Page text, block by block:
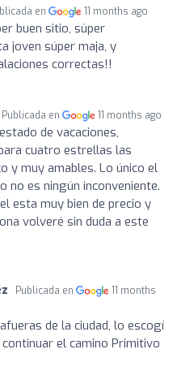
en 11 months ago
buen sitio, súper
joven súper maja, y
correctas!!
Publicada en 11 months ago
de vacaciones,
cuatro estrellas las
y muy amables. Lo único el
no es ningún inconveniente.
esta muy bien de precio y
volveré sin duda a este
Publicada en
11 months
de la ciudad, lo escogí
el camino Primitivo